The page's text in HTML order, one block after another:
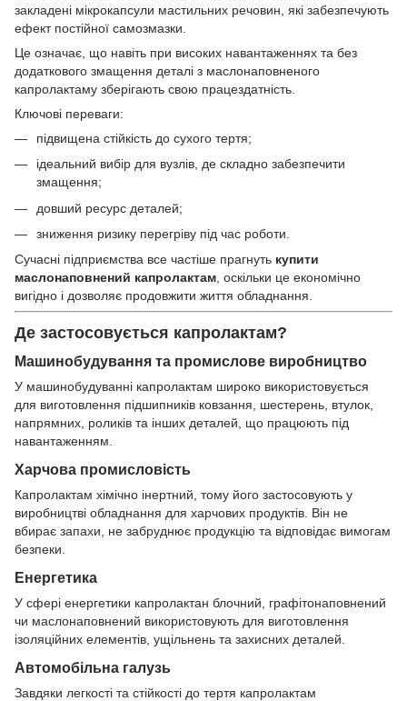
закладені мікрокапсули мастильних речовин, які забезпечують
ефект постійної самозмазки.
Це означає, що навіть при високих навантаженнях та без
додаткового змащення деталі з маслонаповненого
капролактаму зберігають свою працездатність.
Ключові переваги:
підвищена стійкість до сухого тертя;
ідеальний вибір для вузлів, де складно забезпечити
змащення;
довший ресурс деталей;
зниження ризику перегріву під час роботи.
Сучасні підприємства все частіше прагнуть купити
маслонаповнений капролактам, оскільки це економічно
вигідно і дозволяє продовжити життя обладнання.
Де застосовується капролактам?
Машинобудування та промислове виробництво
У машинобудуванні капролактам широко використовується
для виготовлення підшипників ковзання, шестерень, втулок,
напрямних, роликів та інших деталей, що працюють під
навантаженням.
Харчова промисловість
Капролактам хімічно інертний, тому його застосовують у
виробництві обладнання для харчових продуктів. Він не
вбирає запахи, не забруднює продукцію та відповідає вимогам
безпеки.
Енергетика
У сфері енергетики капролактан блочний, графітонаповнений
чи маслонаповнений використовують для виготовлення
ізоляційних елементів, ущільнень та захисних деталей.
Автомобільна галузь
Завдяки легкості та стійкості до тертя капролактам